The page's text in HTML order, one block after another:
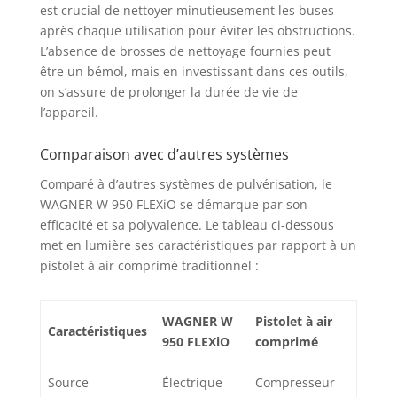
est crucial de nettoyer minutieusement les buses
après chaque utilisation pour éviter les obstructions.
L’absence de brosses de nettoyage fournies peut
être un bémol, mais en investissant dans ces outils,
on s’assure de prolonger la durée de vie de
l’appareil.
Comparaison avec d’autres systèmes
Comparé à d’autres systèmes de pulvérisation, le
WAGNER W 950 FLEXiO se démarque par son
efficacité et sa polyvalence. Le tableau ci-dessous
met en lumière ses caractéristiques par rapport à un
pistolet à air comprimé traditionnel :
Caractéristiques
WAGNER W
950 FLEXiO
Pistolet à air
comprimé
Source
Électrique
Compresseur